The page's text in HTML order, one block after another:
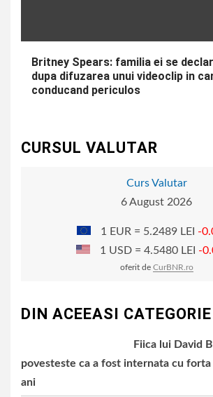
Britney Spears: familia ei se
dupa difuzarea unui videoclip in
conducand periculos
CURSUL VALUTAR
Curs Valutar
6 August 2026
1 EUR = 5.2489 LEI -
1 USD = 4.5480 LEI -
oferit de CurBNR.ro
DIN ACEEASI CATEGORIE
Fiica lui David
povesteste ca a fost internata cu forta
ani